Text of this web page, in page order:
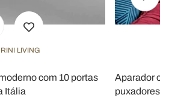
LIVING
com 10 portas
Itália
Aparador
puxadores